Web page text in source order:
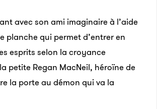
avec son ami imaginaire à l’aide
planche qui permet d’entrer en
esprits selon la croyance
petite Regan MacNeil, héroïne de
la porte au démon qui va la